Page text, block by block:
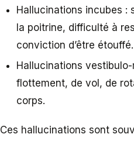
Hallucinations incubes :
la poitrine, difficulté à
conviction d’être étouffé.
Hallucinations
flottement, de vol, de
corps.
Ces hallucinations sont